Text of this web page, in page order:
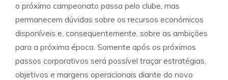
o próximo campeonato passa pelo clube, mas
permanecem dúvidas sobre os recursos económicos
disponíveis e, consequentemente, sobre as ambições
para a próxima época. Somente após os próximos
passos corporativos será possível traçar estratégias,
objetivos e margens operacionais diante do novo